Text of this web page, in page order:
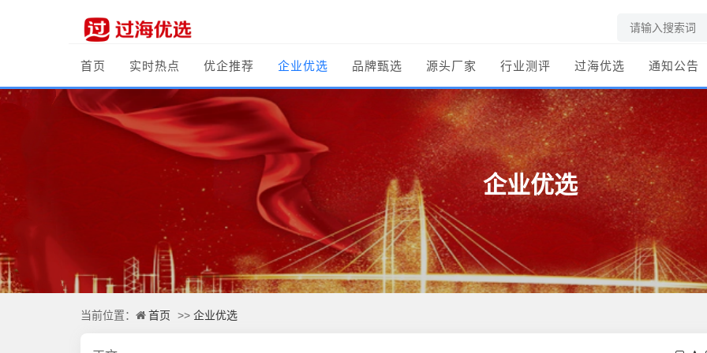
首页 实时热点 优企推荐 企业优选 品牌甄选 源头厂家 行业测评 过海优选 通知公告
企业优选
当前位置： 首页 >> 企业优选